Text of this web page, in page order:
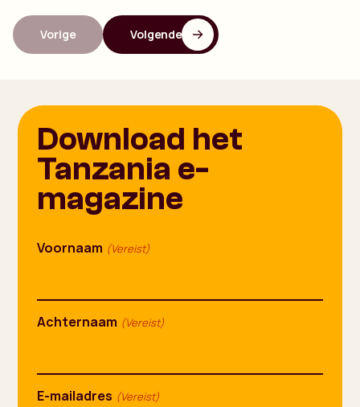
Vorige Volgende
Download het
Tanzania e-
magazine
Voornaam (Vereist)
Achternaam (Vereist)
E-mailadres (Vereist)